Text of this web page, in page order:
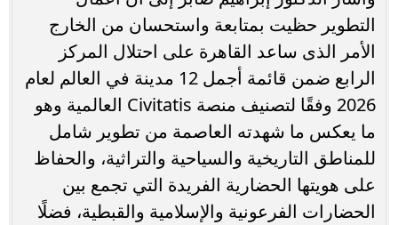
التطوير حظيت بمتابعة واستحسان من الخارج
الأمر الذى ساعد القاهرة على احتلال المركز
الرابع ضمن قائمة أجمل 12 مدينة في العالم لعام
2026 وفقًا لتصنيف منصة Civitatis العالمية وهو
ما يعكس ما شهدته العاصمة من تطوير شامل
للمناطق التاريخية والسياحية والتراثية، والحفاظ
على هويتها الحضارية الفريدة التي تجمع بين
الحضارات الفرعونية والإسلامية والقبطية، فضلًا